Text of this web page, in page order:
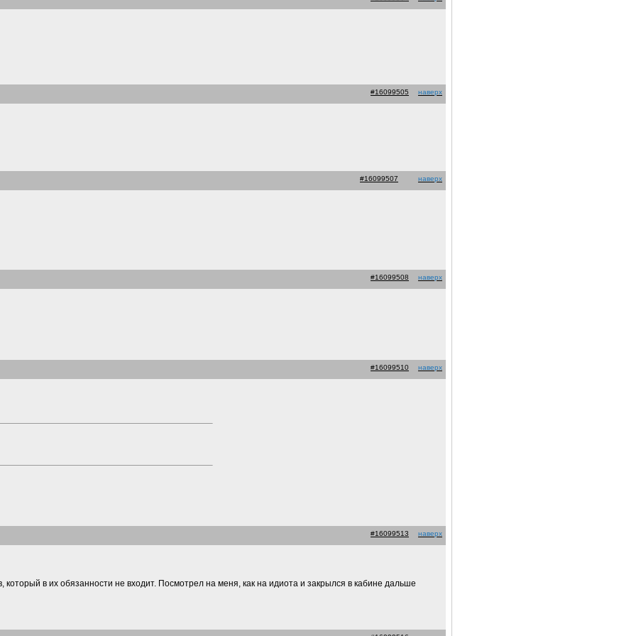
#16099505 наверх
#16099507 наверх
#16099508 наверх
#16099510 наверх
#16099513 наверх
в их обязанности не входит. Посмотрел на меня, как на идиота и закрылся в кабине дальше